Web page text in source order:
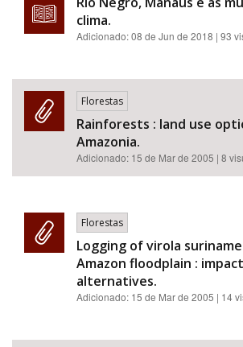
clima.
Adicionado:08 de Jun de 2018 | 93
Florestas
Rainforests : land use
Amazonia.
Adicionado: 15 de Mar de 2005 | 8
Florestas
Logging of virola
Amazon floodplain :
alternatives.
Adicionado: 15 de Mar de 2005 | 14